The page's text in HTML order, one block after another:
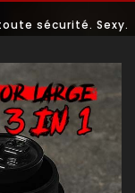
sécurité. Sexy.